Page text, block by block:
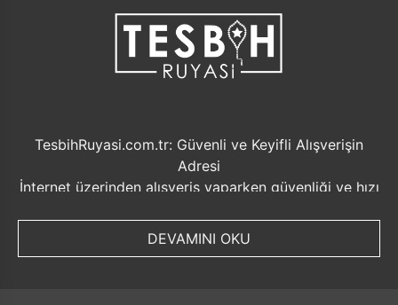
TesbihRuyasi.com.tr: Güvenli ve Keyifli Alışverişin
Adresi
İnternet üzerinden alışveriş yaparken güvenliği ve hızı
TesbihRuyasi.com.tr, müşterilerine sunduğu bir dizi
DEVAMINI OKU